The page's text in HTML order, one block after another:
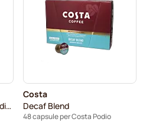
Mocha Italia Tostatura media (Grande)
Costa
Decaf Blend
48 capsule per Costa Podio